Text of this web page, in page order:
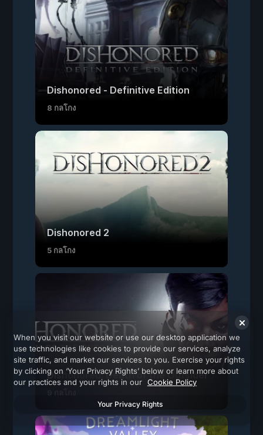
Dishonored - Definitive Edition
8 กลโกง
Dishonored 2
5 กลโกง
Dishonored: Death of the Outsider
When you visit our website or use our desktop application we
use technologies like cookies to provide our services, analyze
site traffic, and market our services to you. Exercise your rights
by clicking on ‘Your Privacy Rights’ below or learn more about
our practices and your rights in our Cookie Policy
Your Privacy Rights